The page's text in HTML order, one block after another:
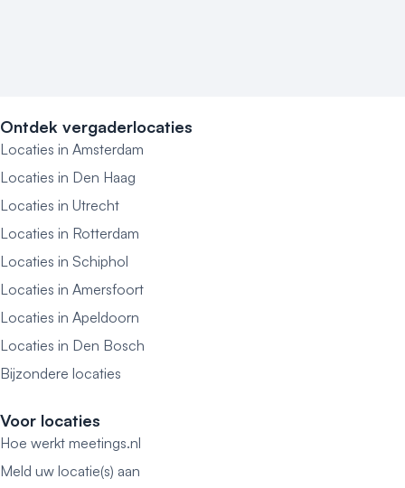
Ontdek vergaderlocaties
Locaties in Amsterdam
Locaties in Den Haag
Locaties in Utrecht
Locaties in Rotterdam
Locaties in Schiphol
Locaties in Amersfoort
Locaties in Apeldoorn
Locaties in Den Bosch
Bijzondere locaties
Voor locaties
Hoe werkt meetings.nl
Meld uw locatie(s) aan